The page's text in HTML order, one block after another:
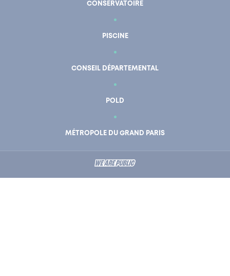
CONSERVATOIRE
PISCINE
CONSEIL DÉPARTEMENTAL
POLD
MÉTROPOLE DU GRAND PARIS